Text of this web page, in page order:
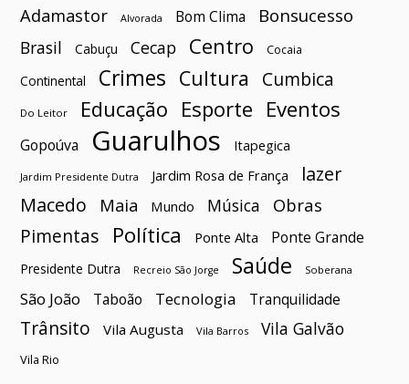
Adamastor Alvorada Bom Clima Bonsucesso
Brasil Cabuçu Cecap Centro Cocaia
Continental Crimes Cultura Cumbica
Do Leitor Educação Esporte Eventos
Gopoúva Guarulhos Itapegica
Jardim Presidente Dutra Jardim Rosa de França
lazer
Macedo
Maia Mundo Música Obras
Pimentas Política Ponte Alta Ponte Grande
Presidente Dutra Recreio São Jorge Saúde Soberana
São João Taboão Tecnologia Tranquilidade
Trânsito Vila Augusta Vila Barros Vila Galvão
Vila Rio